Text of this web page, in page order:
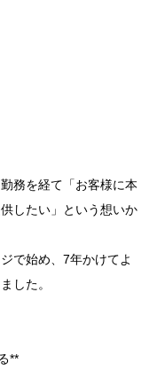
務を経て「お客様に本
したい」という想いか
で始め、7年かけてよ
した。
**